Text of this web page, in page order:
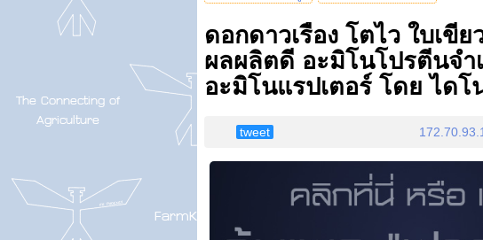
ดอกดาวเรือง โตไว ใบเขี
ผลผลิตดี อะมิโนโปรตีนจ
อะมิโนแรปเตอร์ โดย ไดโ
tweet